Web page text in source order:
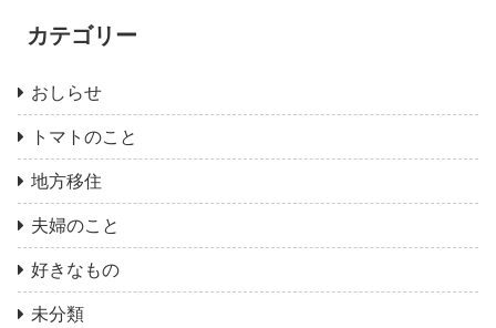
カテゴリー
おしらせ
トマトのこと
地方移住
夫婦のこと
好きなもの
未分類